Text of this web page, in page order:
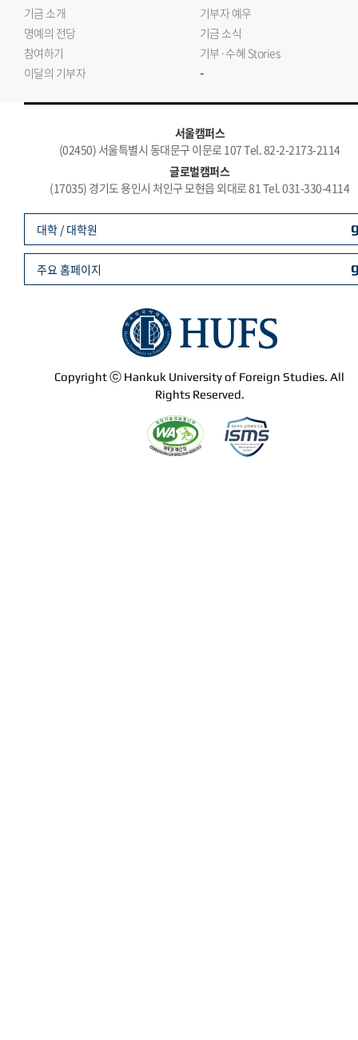
기금 소개
기부자 예우
명예의 전당
기금 소식
참여하기
기부·수혜 Stories
이달의 기부자
-
서울캠퍼스
(02450) 서울특별시 동대문구 이문로 107 Tel. 82-2-2173-2114
글로벌캠퍼스
(17035) 경기도 용인시 처인구 모현읍 외대로 81 Tel. 031-330-4114
Copyright ⓒ Hankuk University of Foreign Studies. All
Rights Reserved.
대학 / 대학원
주요 홈페이지